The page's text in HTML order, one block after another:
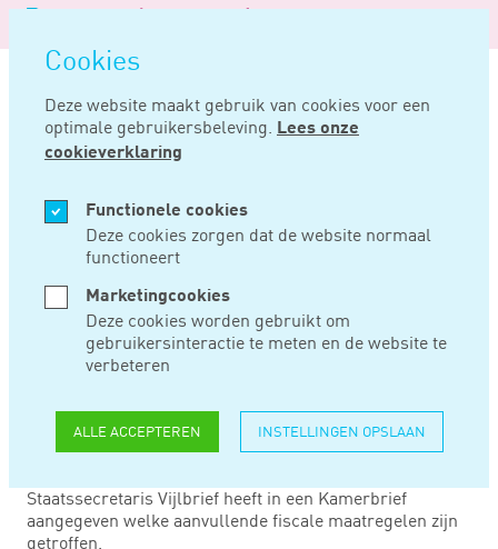
overslaan
Cookies
Deze website maakt gebruik van cookies voor een
optimale gebruikersbeleving. Lees onze
cookieverklaring
Functionele cookies
Deze cookies zorgen dat de website normaal
functioneert
Marketingcookies
Deze cookies worden gebruikt om
gebruikersinteractie te meten en de website te
verbeteren
ALLE ACCEPTEREN INSTELLINGEN OPSLAAN
Logo
Noord
Negentig
Home Nieuws
APR 15, 2020
FISCALE
MAATREGELEN IN
VERBAND MET
CORONA OP EEN RIJ
Staatssecretaris Vijlbrief heeft in een Kamerbrief
aangegeven welke aanvullende fiscale maatregelen zijn
getroffen.